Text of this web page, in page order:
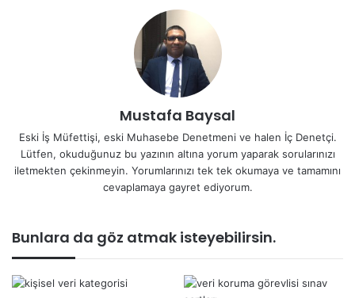
Mustafa Baysal
Eski İş Müfettişi, eski Muhasebe Denetmeni ve halen İç Denetçi.
Lütfen, okuduğunuz bu yazının altına yorum yaparak sorularınızı
iletmekten çekinmeyin. Yorumlarınızı tek tek okumaya ve tamamını
cevaplamaya gayret ediyorum.
Bunlara da göz atmak isteyebilirsin.